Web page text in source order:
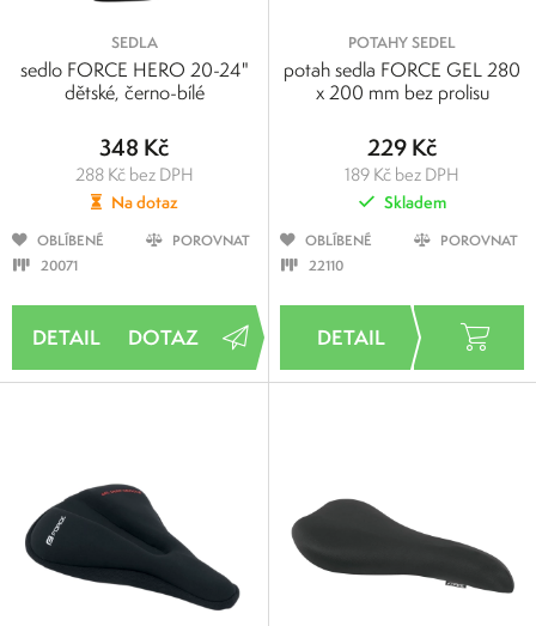
SEDLA
sedlo FORCE HERO 20-24"
dětské, černo-bílé
348 Kč
288 Kč bez DPH
Na dotaz
OBLÍBENÉ
POROVNAT
20071
DOTAZ
POTAHY SEDEL
potah sedla FORCE GEL 280
x 200 mm bez prolisu
229 Kč
189 Kč bez DPH
Skladem
OBLÍBENÉ
POROVNAT
22110